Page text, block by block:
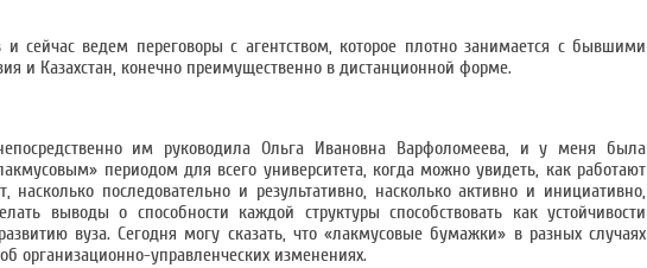
сейчас ведем переговоры с агентством, которое плотно занимается с бывшими
и Казахстан, конечно преимущественно в дистанционной форме.
им руководила Ольга Ивановна Варфоломеева, и у меня была
периодом для всего университета, когда можно увидеть, как работают
последовательно и результативно, насколько активно и инициативно,
выводы о способности каждой структуры способствовать как устойчивости
вуза. Сегодня могу сказать, что «лакмусовые бумажки» в разных случаях
организационно-управленческих изменениях.